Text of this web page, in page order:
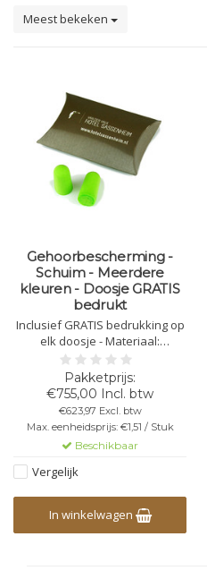
Meest bekeken
Gehoorbescherming -
Schuim - Meerdere
kleuren - Doosje GRATIS
bedrukt
Inclusief GRATIS bedrukking op
elk doosje - Materiaal:
Polyurethaan schuim - Per set
in kartonnen doosje - Afmeting:
55x80x15mm - Geluidsreductie:
28db - 33db
€755,00 Incl. btw
€623,97 Excl. btw
Max. eenheidsprijs: €1,51 / Stuk
Beschikbaar
Vergelijk
In winkelwagen